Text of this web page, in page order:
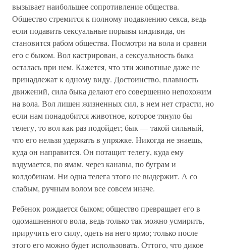
вызывает наибольшее сопротивление общества.
Общество стремится к полному подавлению секса, ведь
если подавить сексуальные порывы индивида, он
становится рабом общества. Посмотри на вола и сравни
его с быком. Вол кастрирован, а сексуальность быка
осталась при нем. Кажется, что эти животные даже не
принадлежат к одному виду. Достоинство, плавность
движений, сила быка делают его совершенно непохожим
на вола. Вол лишен жизненных сил, в нем нет страсти, но
если нам понадобится животное, которое тянуло бы
телегу, то вол как раз подойдет; бык — такой сильный,
что его нельзя удержать в упряжке. Никогда не знаешь,
куда он направится. Он потащит телегу, куда ему
вздумается, по ямам, через канавы, по буграм и
колдобинам. Ни одна телега этого не выдержит. А со
слабым, ручным волом все совсем иначе.
Ребенок рождается быком; общество превращает его в
одомашненного вола, ведь только так можно усмирить,
приручить его силу, одеть на него ярмо; только после
этого его можно будет использовать. Оттого, что дикое